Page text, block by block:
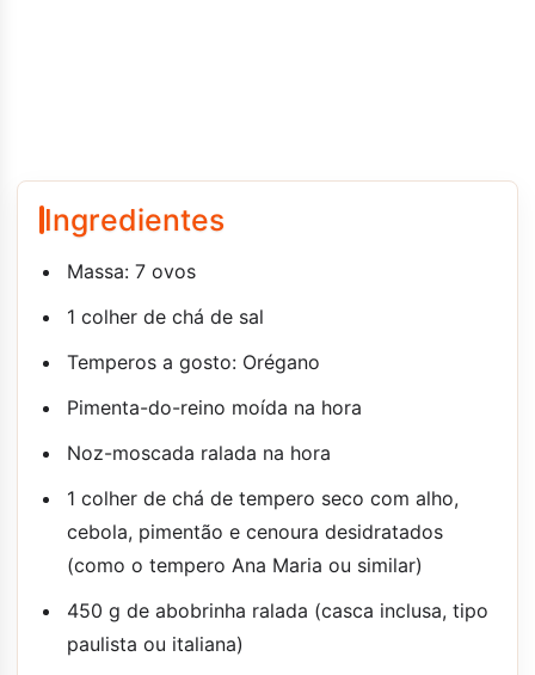
Ingredientes
Massa: 7 ovos
1 colher de chá de sal
Temperos a gosto: Orégano
Pimenta-do-reino moída na hora
Noz-moscada ralada na hora
1 colher de chá de tempero seco com alho,
cebola, pimentão e cenoura desidratados
(como o tempero Ana Maria ou similar)
450 g de abobrinha ralada (casca inclusa, tipo
paulista ou italiana)